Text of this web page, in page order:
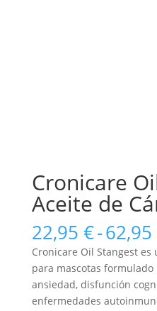
Cronicare
Aceite de
22,95 €-62,95
Cronicare Oil Stangest
para mascotas
ansiedad, disfunción
enfermedades